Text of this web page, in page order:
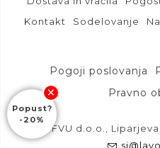
Kontakt
Sodelovanje
Pogoji poslovanja
Pravno
DFVU d.o.o.,
piškotke za
delovanje
VEČ O PIŠKOTKIH
Popust?
-20%